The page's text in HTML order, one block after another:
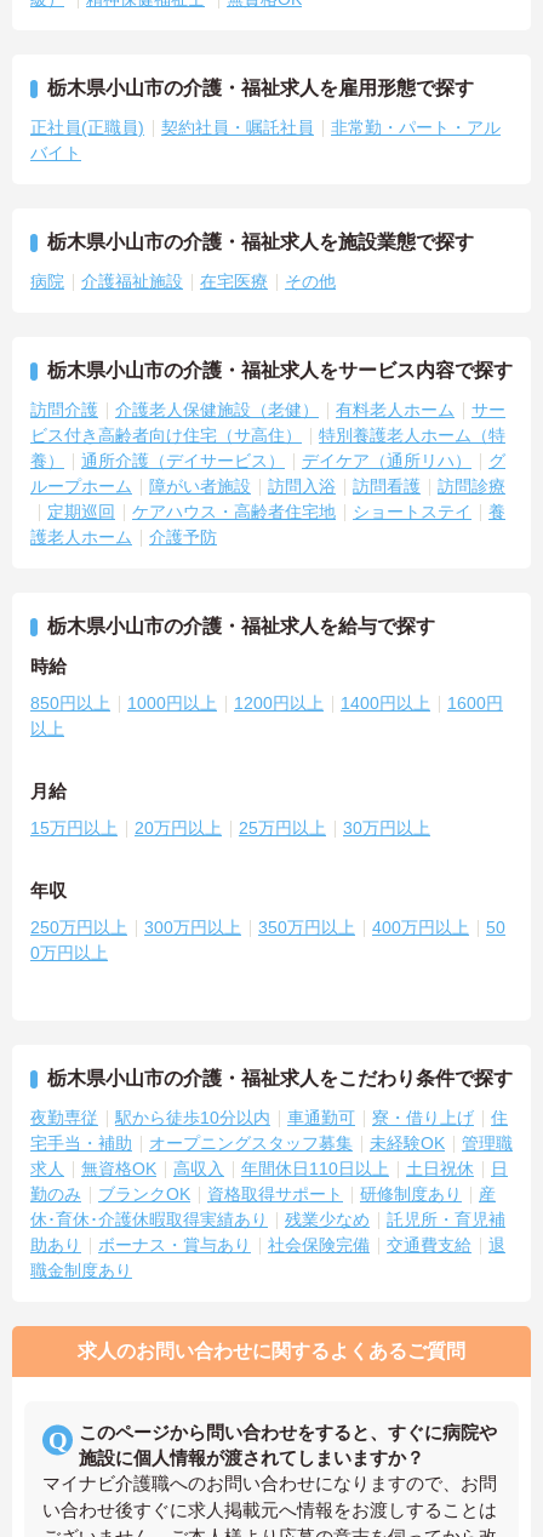
栃木県小山市の介護・福祉求人を雇用形態で探す
正社員(正職員) 契約社員・嘱託社員
非常勤・パート・アル
バイト
栃木県小山市の介護・福祉求人を施設業態で探す
病院 介護福祉施設 在宅医療 その他
栃木県小山市の介護・福祉求人をサービス内容で探す
訪問介護 介護老人保健施設（老健） 有料老人ホーム
サー
ビス付き高齢者向け住宅（サ高住）
特別養護老人ホーム（特
養）
通所介護（デイサービス） デイケア（通所リハ）
グ
ループホーム
障がい者施設 訪問入浴 訪問看護
訪問診療
定期巡回
ケアハウス・高齢者住宅地 ショートステイ
養
護老人ホーム
介護予防
栃木県小山市の介護・福祉求人を給与で探す
時給
850円以上 1000円以上 1200円以上 1400円以上
1600円
以上
月給
15万円以上 20万円以上 25万円以上 30万円以上
年収
250万円以上 300万円以上 350万円以上 400万円以上
50
0万円以上
栃木県小山市の介護・福祉求人をこだわり条件で探す
夜勤専従 駅から徒歩10分以内 車通勤可 寮・借り上げ
住
宅手当・補助
オープニングスタッフ募集 未経験OK
管理職
求人
無資格OK 高収入 年間休日110日以上 土日祝休
日
勤のみ
ブランクOK 資格取得サポート 研修制度あり
産
休･育休･介護休暇取得実績あり
残業少なめ
託児所・育児補
助あり
ボーナス・賞与あり 社会保険完備 交通費支給
退
職金制度あり
求人のお問い合わせに関するよくあるご質問
このページから問い合わせをすると、すぐに病院や
施設に個人情報が渡されてしまいますか？
マイナビ介護職へのお問い合わせになりますので、お問
い合わせ後すぐに求人掲載元へ情報をお渡しすることは